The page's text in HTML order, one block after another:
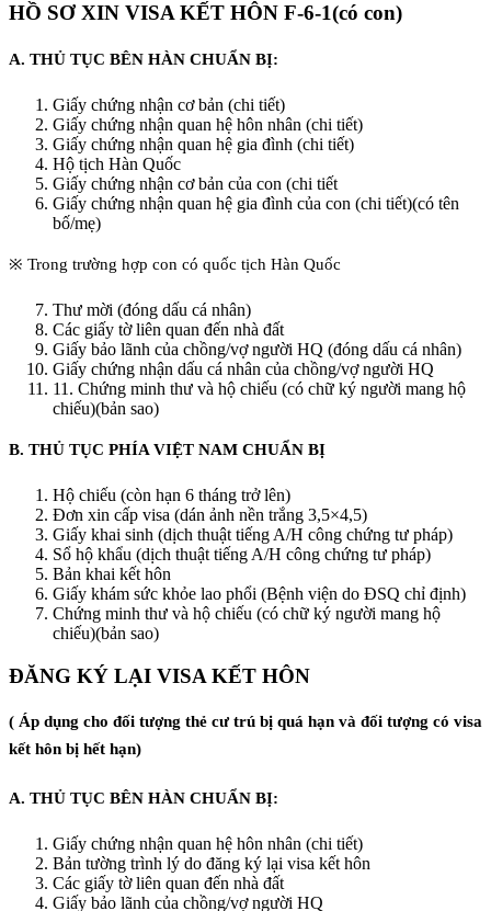
HỒ SƠ XIN VISA KẾT HÔN F-6-1(có con)
A. THỦ TỤC BÊN HÀN CHUẨN BỊ:
Giấy chứng nhận cơ bản (chi tiết)
Giấy chứng nhận quan hệ hôn nhân (chi tiết)
Giấy chứng nhận quan hệ gia đình (chi tiết)
Hộ tịch Hàn Quốc
Giấy chứng nhận cơ bản của con (chi tiết
Giấy chứng nhận quan hệ gia đình của con (chi tiết)(có tên
bố/mẹ)
※ Trong trường hợp con có quốc tịch Hàn Quốc
Thư mời (đóng dấu cá nhân)
Các giấy tờ liên quan đến nhà đất
Giấy bảo lãnh của chồng/vợ người HQ (đóng dấu cá nhân)
Giấy chứng nhận dấu cá nhân của chồng/vợ người HQ
11. Chứng minh thư và hộ chiếu (có chữ ký người mang hộ
chiếu)(bản sao)
B. THỦ TỤC PHÍA VIỆT NAM CHUẨN BỊ
Hộ chiếu (còn hạn 6 tháng trở lên)
Đơn xin cấp visa (dán ảnh nền trắng 3,5×4,5)
Giấy khai sinh (dịch thuật tiếng A/H công chứng tư pháp)
Sổ hộ khẩu (dịch thuật tiếng A/H công chứng tư pháp)
Bản khai kết hôn
Giấy khám sức khỏe lao phổi (Bệnh viện do ĐSQ chỉ định)
Chứng minh thư và hộ chiếu (có chữ ký người mang hộ
chiếu)(bản sao)
ĐĂNG KÝ LẠI VISA KẾT HÔN
( Áp dụng cho đối tượng thẻ cư trú bị quá hạn và đối tượng có visa
kết hôn bị hết hạn)
A. THỦ TỤC BÊN HÀN CHUẨN BỊ:
Giấy chứng nhận quan hệ hôn nhân (chi tiết)
Bản tường trình lý do đăng ký lại visa kết hôn
Các giấy tờ liên quan đến nhà đất
Giấy bảo lãnh của chồng/vợ người HQ